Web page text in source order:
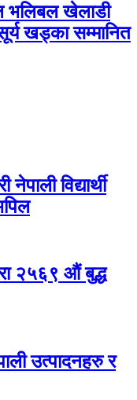
भलिबल खेलाडी
खड्का सम्मानित
विद्यार्थी
२५६९ औं बुद्ध
उत्पादनहरु र